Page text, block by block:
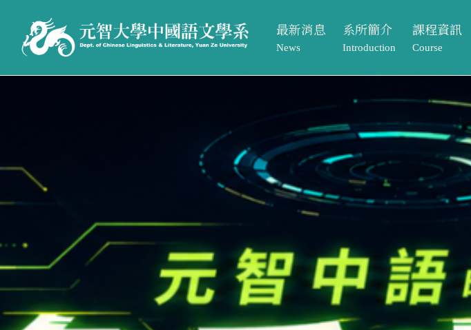
最新消息
News
系所公告
招生訊息
系所簡介
Introduction
相關法規與表單
常見問題Q&A
課程資訊
Course
大學部
碩士班
系所公告
招生訊息
系所簡介
Introduction
系所介紹
相關法規與表單
課程資訊
課程架構
碩士班
招生專區
本籍生